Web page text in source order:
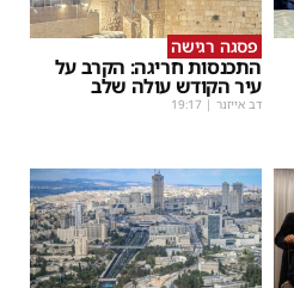
פסגה רגישה
התכנסות חריגה: הקרב על
עיר הקודש עולה שלב
דב אייזנר |
19:17